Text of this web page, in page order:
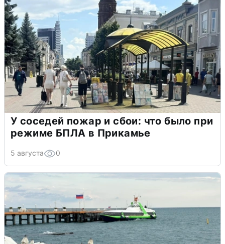
У соседей пожар и сбои: что было при
режиме БПЛА в Прикамье
5 августа 0